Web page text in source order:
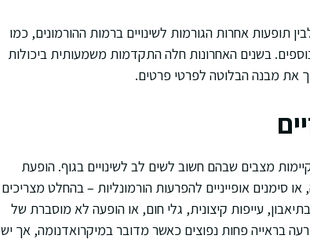
תופעות אחרות הגורמות לשינויים ברמות ההורמונים, כמו
בשנים האחרונות חלה התקדמות משמעותית ביכולות
את מבנה הבלוטה לפרטי פרטים.
מצבים שבהם חשוב לשים לב לשינויים בגוף. הופעת
סימנים אופייניים להפרעות הורמונליות – בהחלט מצריכים
עייפות קיצונית, גלי חום, או הופעה לא מוסברת של
בראייה פחות נפוצים כאשר מדובר במיקרואדנומה, אך יש